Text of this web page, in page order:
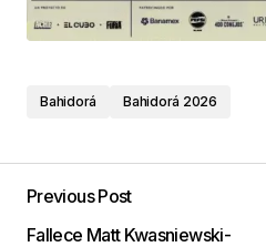
Bahidorá Bahidorá 2026
Previous Post
Fallece Matt Kwasniewski-